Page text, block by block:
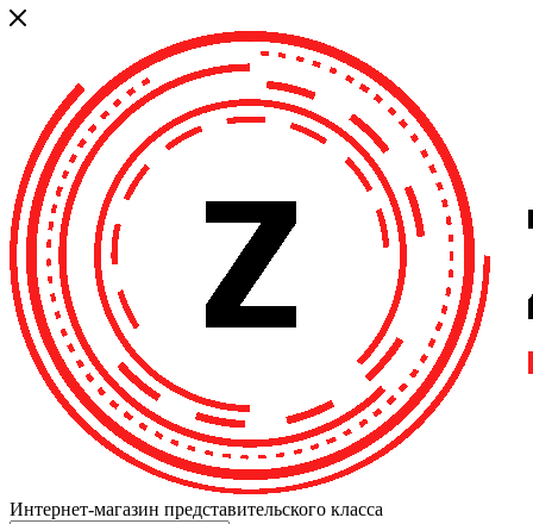
Интернет-магазин представительского класса